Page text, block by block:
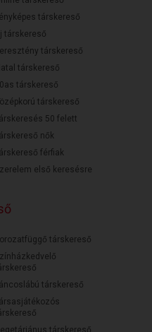
társkereső
társkereső
társkereső
társkereső
társkereső
társkereső
50 felett
nők
férfiak
első keresésre
társkereső
társkereső
társkereső